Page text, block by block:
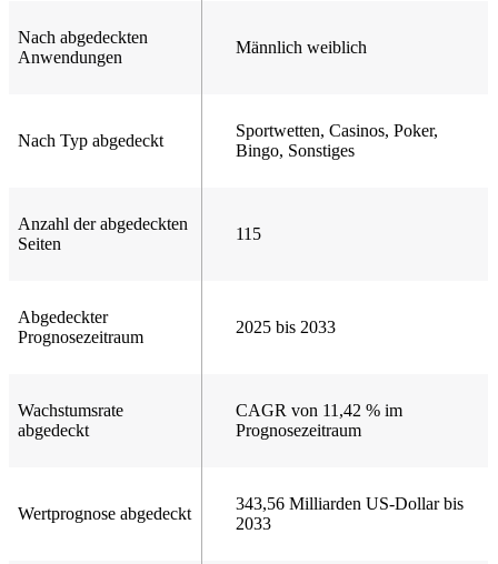
Nach abgedeckten
Anwendungen
Männlich weiblich
Nach Typ abgedeckt
Sportwetten, Casinos, Poker,
Bingo, Sonstiges
Anzahl der abgedeckten
Seiten
115
Abgedeckter
Prognosezeitraum
2025 bis 2033
Wachstumsrate
abgedeckt
CAGR von 11,42 % im
Prognosezeitraum
Wertprognose abgedeckt
343,56 Milliarden US-Dollar bis
2033